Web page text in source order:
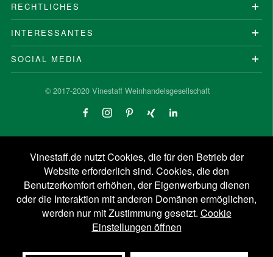
RECHTLICHES
INTERESSANTES
SOCIAL MEDIA
© 2017-2020 Vinestaff Weinhandelsgesellschaft
Vinestaff.de nutzt Cookies, die für den Betrieb der
Website erforderlich sind. Cookies, die den
Benutzerkomfort erhöhen, der Eigenwerbung dienen
oder die Interaktion mit anderen Domänen ermöglichen,
werden nur mit Zustimmung gesetzt. Cookie
Einstellungen öffnen